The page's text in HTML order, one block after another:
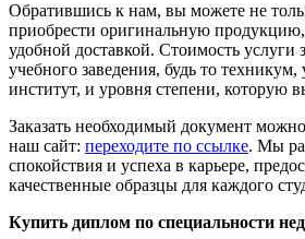
Обратившись к нам, вы можете не
приобрести оригинальную
удобной доставкой. Стоимость услуги
учебного заведения, будь то техникум,
институт, и уровня степени, которую
Заказать необходимый документ
наш сайт: переходите по ссылке. Мы
спокойствия и успеха в карьере,
качественные образцы для каждого
Купить диплом по специальности